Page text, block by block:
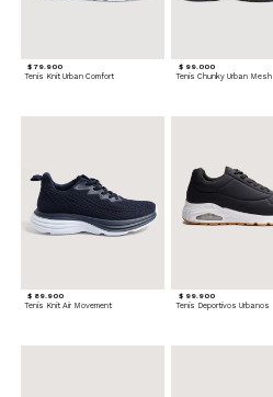
$ 79.900
Tenis Knit Urban Comfort
$ 99.000
Tenis Chunky Urban Mesh
$ 89.900
Tenis Knit Air Movement
$ 99.900
Tenis Deportivos Urbanos